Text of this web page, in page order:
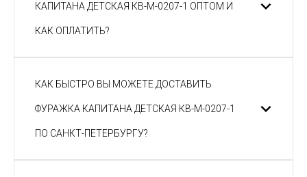
КАПИТАНА ДЕТСКАЯ КВ-М-0207-1 ОПТОМ И
КАК ОПЛАТИТЬ?
КАК БЫСТРО ВЫ МОЖЕТЕ ДОСТАВИТЬ
ФУРАЖКА КАПИТАНА ДЕТСКАЯ КВ-М-0207-1
ПО САНКТ-ПЕТЕРБУРГУ?